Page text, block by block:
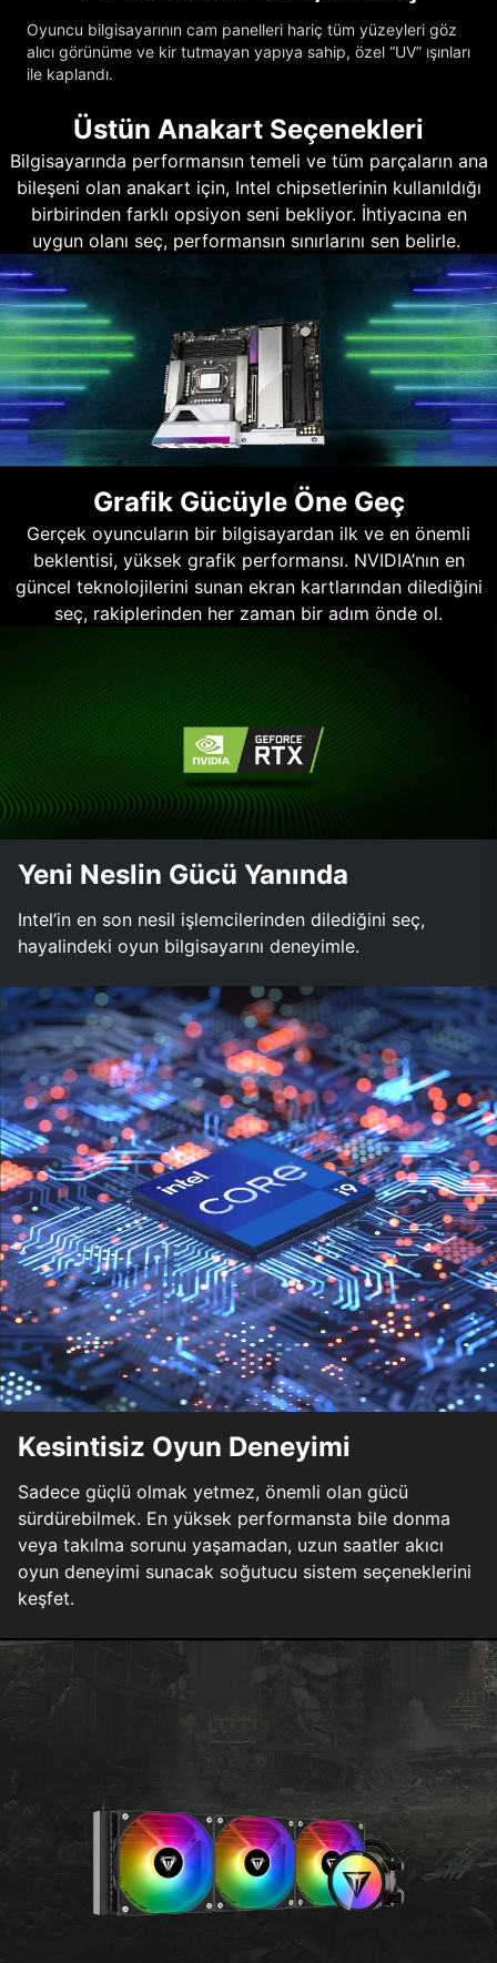
Oyuncu bilgisayarının cam panelleri hariç tüm yüzeyleri göz
alıcı görünüme ve kir tutmayan yapıya sahip, özel “UV” ışınları
ile kaplandı.
Üstün Anakart Seçenekleri
Bilgisayarında performansın temeli ve tüm parçaların ana
bileşeni olan anakart için, Intel chipsetlerinin kullanıldığı
birbirinden farklı opsiyon seni bekliyor. İhtiyacına en
uygun olanı seç, performansın sınırlarını sen belirle.
Grafik Gücüyle Öne Geç
Gerçek oyuncuların bir bilgisayardan ilk ve en önemli
beklentisi, yüksek grafik performansı. NVIDIA’nın en
güncel teknolojilerini sunan ekran kartlarından dilediğini
seç, rakiplerinden her zaman bir adım önde ol.
Yeni Neslin Gücü Yanında
Intel’in en son nesil işlemcilerinden dilediğini seç,
hayalindeki oyun bilgisayarını deneyimle.
Kesintisiz Oyun Deneyimi
Sadece güçlü olmak yetmez, önemli olan gücü
sürdürebilmek. En yüksek performansta bile donma
veya takılma sorunu yaşamadan, uzun saatler akıcı
oyun deneyimi sunacak soğutucu sistem seçeneklerini
keşfet.